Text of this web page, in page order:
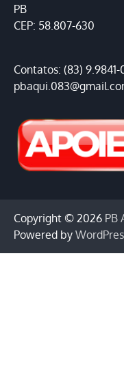
PB
CEP: 58.807-630
Contatos: (83)
Copyright © 2026 PB
Powered by